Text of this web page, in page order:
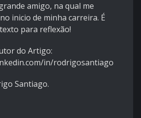
amigo, na qual me
inicio de minha carreira. É
para reflexão!
do Artigo:
in/rodrigosantiago
Santiago.